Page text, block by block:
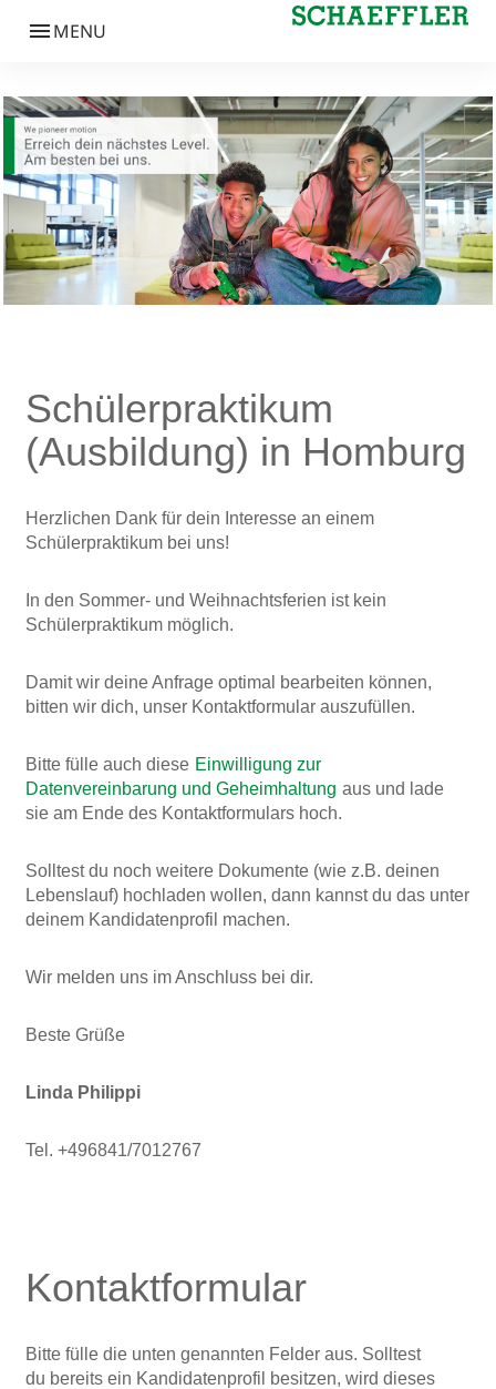
Schülerpraktikum
(Ausbildung) in Homburg
Herzlichen Dank für dein Interesse an einem
Schülerpraktikum bei uns!
In den Sommer- und Weihnachtsferien ist kein
Schülerpraktikum möglich.
Damit wir deine Anfrage optimal bearbeiten können,
bitten wir dich, unser Kontaktformular auszufüllen.
Bitte fülle auch diese Einwilligung zur
Datenvereinbarung und Geheimhaltung aus und lade
sie am Ende des Kontaktformulars hoch.
Solltest du noch weitere Dokumente (wie z.B. deinen
Lebenslauf) hochladen wollen, dann kannst du das unter
deinem Kandidatenprofil machen.
Wir melden uns im Anschluss bei dir.
Beste Grüße
Linda Philippi
Tel. +496841/7012767
Kontaktformular
Bitte fülle die unten genannten Felder aus. Solltest
du bereits ein Kandidatenprofil besitzen, wird dieses